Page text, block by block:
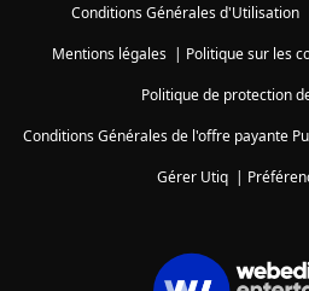
Conditions Générales d'Utilisation
Mentions légales| Politique sur les
Politique de protection
Conditions Générales de l'offre payante
Gérer Utiq |